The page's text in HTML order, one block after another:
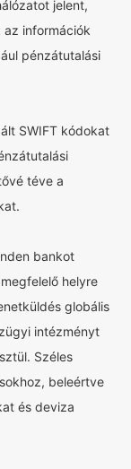
jelent,
információk
pénzátutalási
SWIFT kódokat
téve a
bankot
helyre
globális
intézményt
Széles
beleértve
és deviza